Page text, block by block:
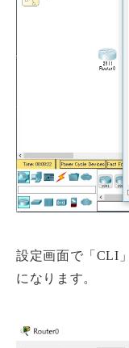
設定画面で「CLI
になります。